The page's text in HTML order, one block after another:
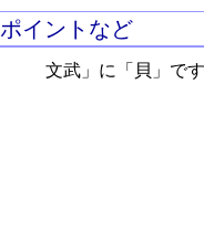
ポイントなど
文武」に「貝」です